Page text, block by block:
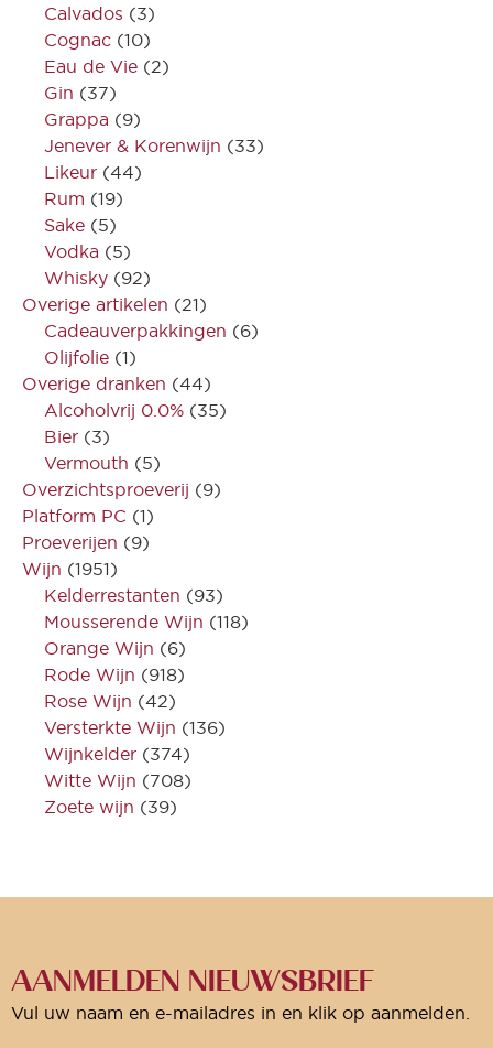
Calvados (3)
Cognac (10)
Eau de Vie (2)
Gin (37)
Grappa (9)
Jenever & Korenwijn (33)
Likeur (44)
Rum (19)
Sake (5)
Vodka (5)
Whisky (92)
Overige artikelen (21)
Cadeauverpakkingen (6)
Olijfolie (1)
Overige dranken (44)
Alcoholvrij 0.0% (35)
Bier (3)
Vermouth (5)
Overzichtsproeverij (9)
Platform PC (1)
Proeverijen (9)
Wijn (1951)
Kelderrestanten (93)
Mousserende Wijn (118)
Orange Wijn (6)
Rode Wijn (918)
Rose Wijn (42)
Versterkte Wijn (136)
Wijnkelder (374)
Witte Wijn (708)
Zoete wijn (39)
AANMELDEN NIEUWSBRIEF
Vul uw naam en e-mailadres in en klik op aanmelden.